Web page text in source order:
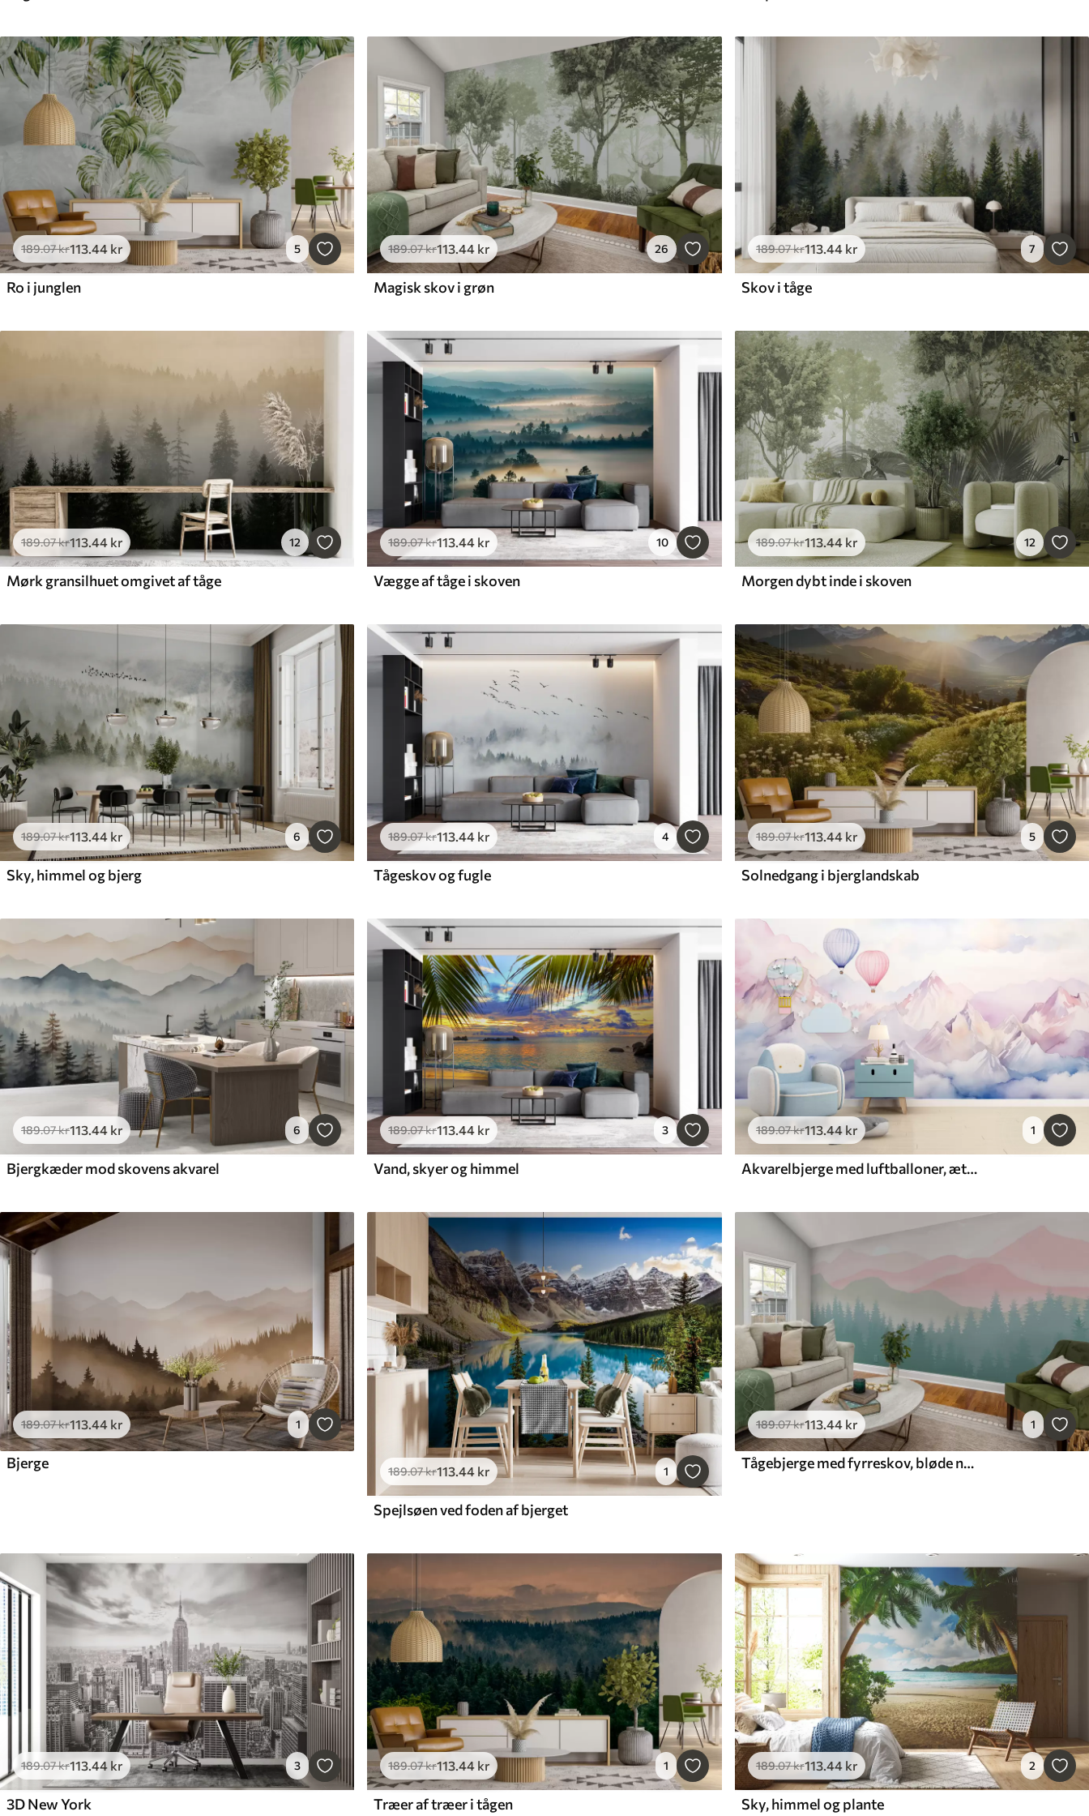
189.07kr113 .44 kr 5
Ro i junglen
189.07kr113 .44 kr 26
Magisk skov i grøn
189.07kr113.44 kr 7
Skov i tåge
189.07kr113.44 kr 12
Mørk gransilhuet omgivet af tåge
189.07kr113.44 kr 10
Vægge af tåge i skoven
189.07kr113.44 kr 12
Morgen dybt inde i skoven
189.07kr113 .44 kr 6
Sky, himmel og bjerg
189.07kr113 .44 kr 4
Tågeskov og fugle
189.07kr113.44 kr 5
Solnedgang i bjerglandskab
189.07kr113.44 kr 6
Bjergkæder mod skovens akvarel
189.07kr113.44 kr 3
Vand, skyer og himmel
189.07kr113.44 kr 1
Akvarelbjerge med luftballoner, æterisk
189.07kr113.44 kr 1
Bjerge 189.07kr113.44 kr 1
Spejlsøen ved foden af bjerget
189.07kr113.44 kr 1
Tågebjerge med fyrreskov, bløde naturfarver, lyserød og grøn
189.07kr113 .44 kr 3
3D New York
189.07kr113 .44 kr 1
Træer af træer i tågen
189.07kr113.44 kr 2
Sky, himmel og plante